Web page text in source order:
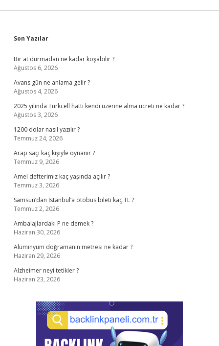
Sidebar
Son Yazılar
Bir at durmadan ne kadar koşabilir ?
Ağustos 6, 2026
Avans gün ne anlama gelir ?
Ağustos 4, 2026
2025 yılında Turkcell hattı kendi üzerine alma ücreti ne kadar ?
Ağustos 3, 2026
1200 dolar nasıl yazılır ?
Temmuz 24, 2026
Arap saçı kaç kişiyle oynanır ?
Temmuz 9, 2026
Amel defterimiz kaç yaşında açılır ?
Temmuz 3, 2026
Samsun’dan İstanbul’a otobüs bileti kaç TL ?
Temmuz 2, 2026
Ambalajlardaki P ne demek ?
Haziran 30, 2026
Alüminyum doğramanın metresi ne kadar ?
Haziran 29, 2026
Alzheimer neyi tetikler ?
Haziran 23, 2026